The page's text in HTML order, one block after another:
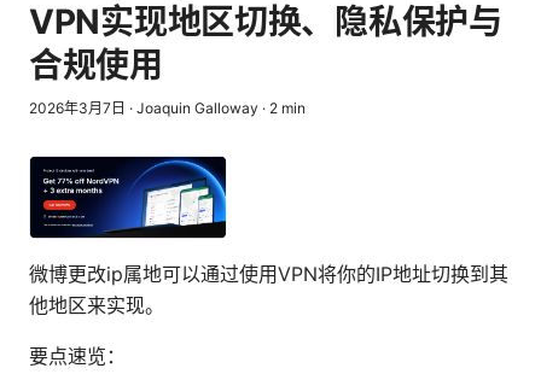
VPN实现地区切换、隐私保护与
合规使用
2026年3月7日 · Joaquin Galloway · 2 min
微博更改ip属地可以通过使用VPN将你的IP地址切换到其
他地区来实现。
要点速览：